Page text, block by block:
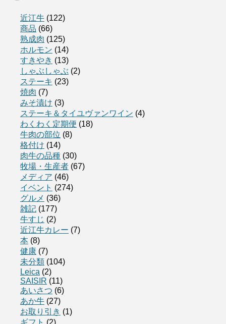
近江牛 (122)
商品 (66)
熟成肉 (125)
ホルモン (14)
すきやき (13)
しゃぶしゃぶ (2)
ステーキ (23)
焼肉 (7)
みそ漬け (3)
ステーキ＆タイユヴァンワイン (4)
わくわく定期便 (18)
牛肉の部位 (8)
格付け (14)
肉牛の品種 (30)
牧場・生産者 (67)
メディア (46)
イベント (274)
グルメ (36)
雑記 (177)
牛すじ (2)
近江牛カレー (7)
本 (8)
健康 (7)
未分類 (104)
Leica (2)
SAISIR (11)
あいさつ (6)
あか牛 (27)
お取り引き (1)